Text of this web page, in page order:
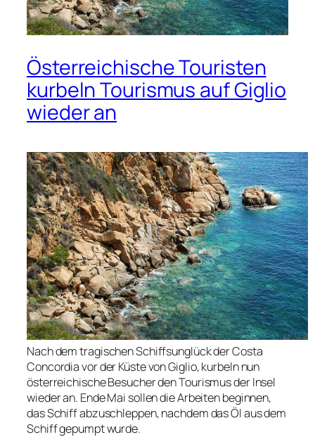
Österreichische Touristen
kurbeln Tourismus auf Giglio
wieder an
Nach dem tragischen Schiffsunglück der Costa
Concordia vor der Küste von Giglio, kurbeln nun
österreichische Besucher den Tourismus der Insel
wieder an. Ende Mai sollen die Arbeiten beginnen,
das Schiff abzuschleppen, nachdem das Öl aus dem
Schiff gepumpt wurde.